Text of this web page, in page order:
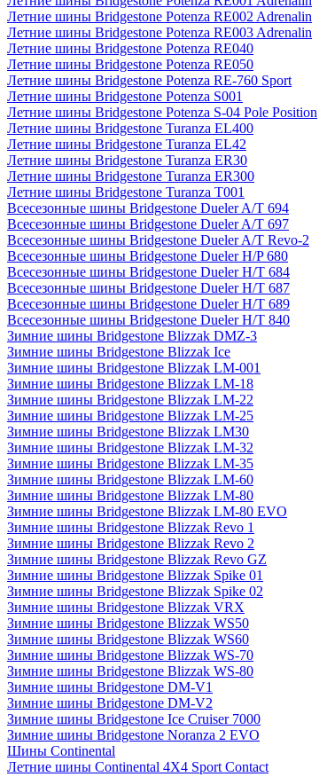
Летние шины Bridgestone Potenza RE002 Adrenalin
Летние шины Bridgestone Potenza RE003 Adrenalin
Летние шины Bridgestone Potenza RE040
Летние шины Bridgestone Potenza RE050
Летние шины Bridgestone Potenza RE-760 Sport
Летние шины Bridgestone Potenza S001
Летние шины Bridgestone Potenza S-04 Pole Position
Летние шины Bridgestone Turanza EL400
Летние шины Bridgestone Turanza EL42
Летние шины Bridgestone Turanza ER30
Летние шины Bridgestone Turanza ER300
Летние шины Bridgestone Turanza T001
Всесезонные шины Bridgestone Dueler A/T 694
Всесезонные шины Bridgestone Dueler A/T 697
Всесезонные шины Bridgestone Dueler A/T Revo-2
Всесезонные шины Bridgestone Dueler H/P 680
Всесезонные шины Bridgestone Dueler H/T 684
Всесезонные шины Bridgestone Dueler H/T 687
Всесезонные шины Bridgestone Dueler H/T 689
Всесезонные шины Bridgestone Dueler H/T 840
Зимние шины Bridgestone Blizzak DMZ-3
Зимние шины Bridgestone Blizzak Ice
Зимние шины Bridgestone Blizzak LM-001
Зимние шины Bridgestone Blizzak LM-18
Зимние шины Bridgestone Blizzak LM-22
Зимние шины Bridgestone Blizzak LM-25
Зимние шины Bridgestone Blizzak LM30
Зимние шины Bridgestone Blizzak LM-32
Зимние шины Bridgestone Blizzak LM-35
Зимние шины Bridgestone Blizzak LM-60
Зимние шины Bridgestone Blizzak LM-80
Зимние шины Bridgestone Blizzak LM-80 EVO
Зимние шины Bridgestone Blizzak Revo 1
Зимние шины Bridgestone Blizzak Revo 2
Зимние шины Bridgestone Blizzak Revo GZ
Зимние шины Bridgestone Blizzak Spike 01
Зимние шины Bridgestone Blizzak Spike 02
Зимние шины Bridgestone Blizzak VRX
Зимние шины Bridgestone Blizzak WS50
Зимние шины Bridgestone Blizzak WS60
Зимние шины Bridgestone Blizzak WS-70
Зимние шины Bridgestone Blizzak WS-80
Зимние шины Bridgestone DM-V1
Зимние шины Bridgestone DM-V2
Зимние шины Bridgestone Ice Cruiser 7000
Зимние шины Bridgestone Noranza 2 EVO
Шины Continental
Летние шины Continental 4X4 Sport Contact